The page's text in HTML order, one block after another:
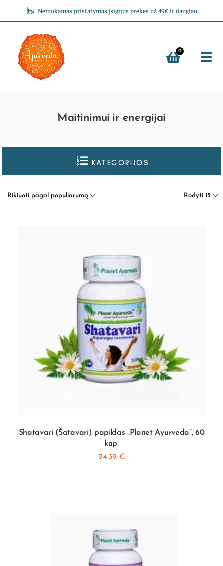
Nemokamas pristatymas įsigijus prekes už 49€ ir daugiau
0
Maitinimui ir energijai
KATEGORIJOS
Rodyti 15
Rikiuoti pagal populiarumą
Shatavari (Šatavari) papildas „Planet Ayurveda”, 60
kap.
24.39 €